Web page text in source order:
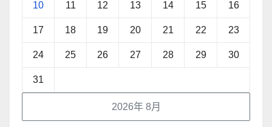
2026年 8月
10 11 12 13 14 15 16
17 18 19 20 21 22 23
24 25 26 27 28 29 30
31